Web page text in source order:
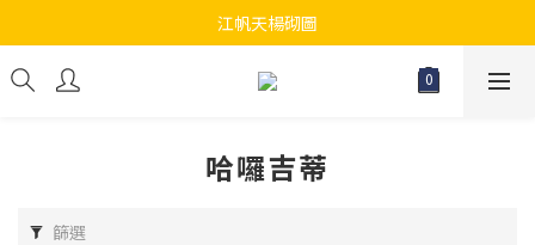
江帆天楊砌圖
江帆天楊砌圖
為你提供最全面砌圖
江帆天楊砌圖
哈囉吉蒂
篩選